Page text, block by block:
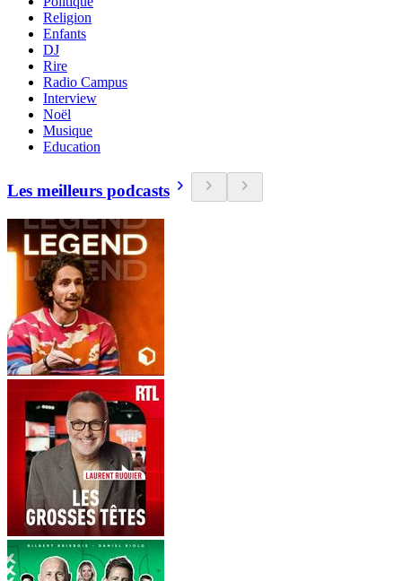
Religion
Enfants
DJ
Rire
Radio Campus
Interview
Noël
Musique
Education
Les meilleurs podcasts